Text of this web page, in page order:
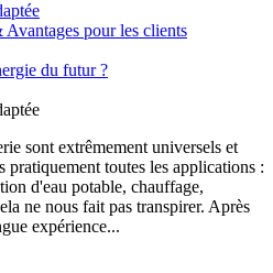
pour les clients
du futur ?
sont extrêmement universels et
pratiquement toutes les applications :
d'eau potable, chauffage,
ne nous fait pas transpirer. Après
expérience...